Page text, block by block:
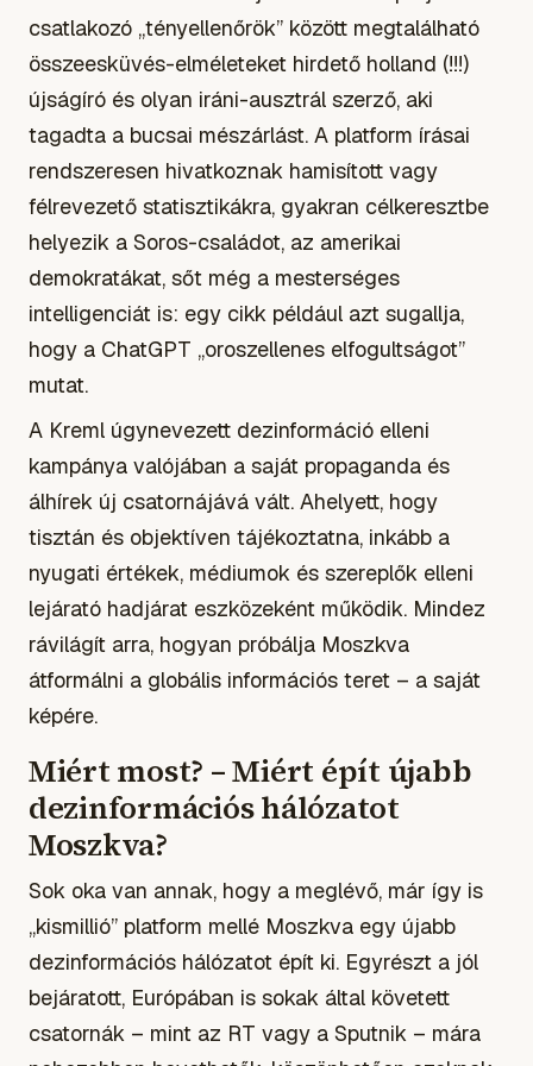
csatlakozó „tényellenőrök” között megtalálható
összeesküvés-elméleteket hirdető holland (!!!)
újságíró és olyan iráni-ausztrál szerző, aki
tagadta a bucsai mészárlást. A platform írásai
rendszeresen hivatkoznak hamisított vagy
félrevezető statisztikákra, gyakran célkeresztbe
helyezik a Soros-családot, az amerikai
demokratákat, sőt még a mesterséges
intelligenciát is: egy cikk például azt sugallja,
hogy a ChatGPT „oroszellenes elfogultságot”
mutat.
A Kreml úgynevezett dezinformáció elleni
kampánya valójában a saját propaganda és
álhírek új csatornájává vált. Ahelyett, hogy
tisztán és objektíven tájékoztatna, inkább a
nyugati értékek, médiumok és szereplők elleni
lejárató hadjárat eszközeként működik. Mindez
rávilágít arra, hogyan próbálja Moszkva
átformálni a globális információs teret – a saját
képére.
Miért most? – Miért épít újabb
dezinformációs hálózatot
Moszkva?
Sok oka van annak, hogy a meglévő, már így is
„kismillió” platform mellé Moszkva egy újabb
dezinformációs hálózatot épít ki. Egyrészt a jól
bejáratott, Európában is sokak által követett
csatornák – mint az RT vagy a Sputnik – mára